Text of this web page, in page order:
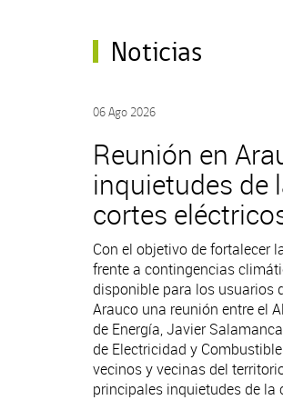
Noticias
06 Ago 2026
Reunión en
inquietudes de
cortes
Con el objetivo de fortalecer
frente a contingencias
disponible para los usuarios
Arauco una reunión entre el
de Energía, Javier
de Electricidad y
vecinos y vecinas del
principales inquietudes de la